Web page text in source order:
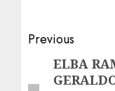
Post
Previous
Previous
post:
ELBA